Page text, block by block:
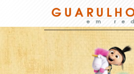
Sweet
&
Fluffy